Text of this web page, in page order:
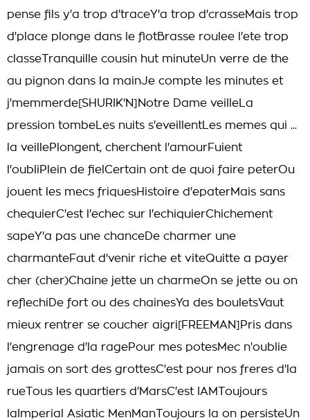
pense fils y'a trop d'traceY'a trop d'crasseMais trop
d'place plonge dans le flotBrasse roulee l'ete trop
classeTranquille cousin hut minuteUn verre de the
au pignon dans la mainJe compte les minutes et
j'memmerde[SHURIK'N]Notre Dame veilleLa
pression tombeLes nuits s'eveillentLes memes qui ...
la veillePlongent, cherchent l'amourFuient
l'oubliPlein de fielCertain ont de quoi faire peterOu
jouent les mecs friquesHistoire d'epaterMais sans
chequierC'est l'echec sur l'echiquierChichement
sapeY'a pas une chanceDe charmer une
charmanteFaut d'venir riche et viteQuitte a payer
cher (cher)Chaine jette un charmeOn se jette ou on
reflechiDe fort ou des chainesYa des bouletsVaut
mieux rentrer se coucher aigri[FREEMAN]Pris dans
l'engrenage d'la ragePour mes potesMec n'oublie
jamais on sort des grottesC'est pour nos freres d'la
rueTous les quartiers d'MarsC'est IAMToujours
laImperial Asiatic MenManToujours la on persisteUn